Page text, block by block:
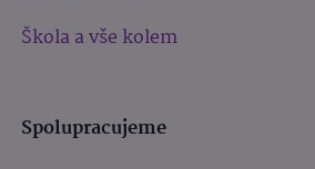
Škola a vše kolem
Spolupracujeme